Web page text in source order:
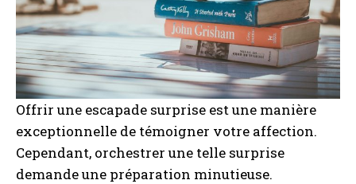
Offrir une escapade surprise est une manière
exceptionnelle de témoigner votre affection.
Cependant, orchestrer une telle surprise
demande une préparation minutieuse.